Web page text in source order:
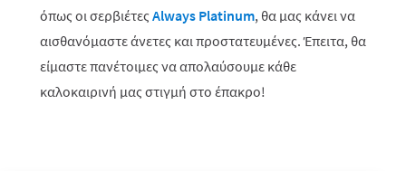
όπως οι σερβιέτεςAlways Platinum, θα μας κάνει να
αισθανόμαστε άνετες και προστατευμένες. Έπειτα, θα
είμαστε πανέτοιμες να απολαύσουμε κάθε
καλοκαιρινή μας στιγμή στο έπακρο!